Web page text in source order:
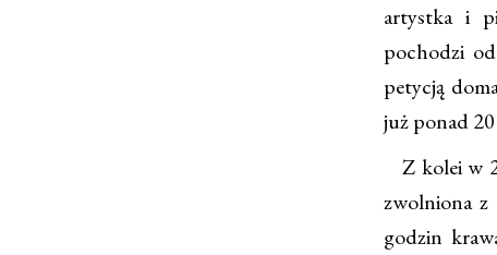
artystka i
pochodzi
petycją
już ponad
Z kolei w
zwolniona z
godzin